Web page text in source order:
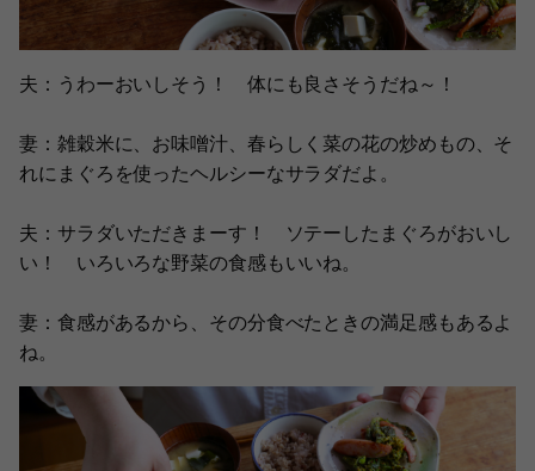
夫：うわーおいしそう！ 体にも良さそうだね～！
妻：雑穀米に、お味噌汁、春らしく菜の花の炒めもの、そ
れにまぐろを使ったヘルシーなサラダだよ。
夫：サラダいただきまーす！ ソテーしたまぐろがおいし
い！ いろいろな野菜の食感もいいね。
妻：食感があるから、その分食べたときの満足感もあるよ
ね。